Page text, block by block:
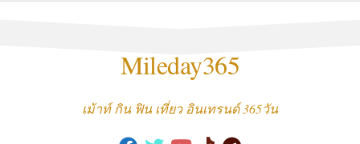
Mileday365
เม้าท์ กิน ฟิน เที่ยว อินเทรนด์ 365วัน